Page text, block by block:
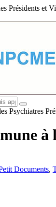
Présidents et
Psychiatres
à
Documents,